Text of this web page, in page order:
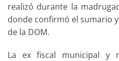
realizó durante la
donde confirmó el sumario
de la DOM.
La ex fiscal municipal y